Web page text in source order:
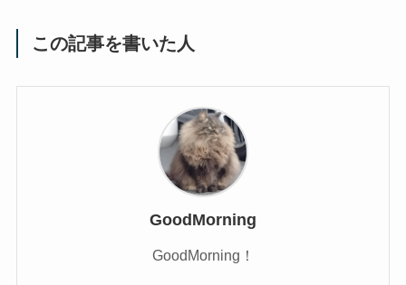
この記事を書いた人
GoodMorning
GoodMorning！